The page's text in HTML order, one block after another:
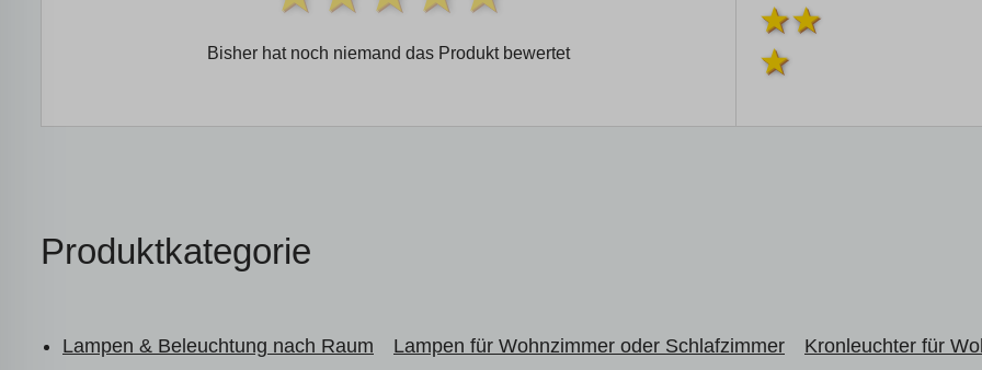
Bisher hat noch niemand das Produkt bewertet
Produktkategorie
Lampen & Beleuchtung nach Raum Lampen für Wohnzimmer oder Schlafzimmer Kronleuchter für